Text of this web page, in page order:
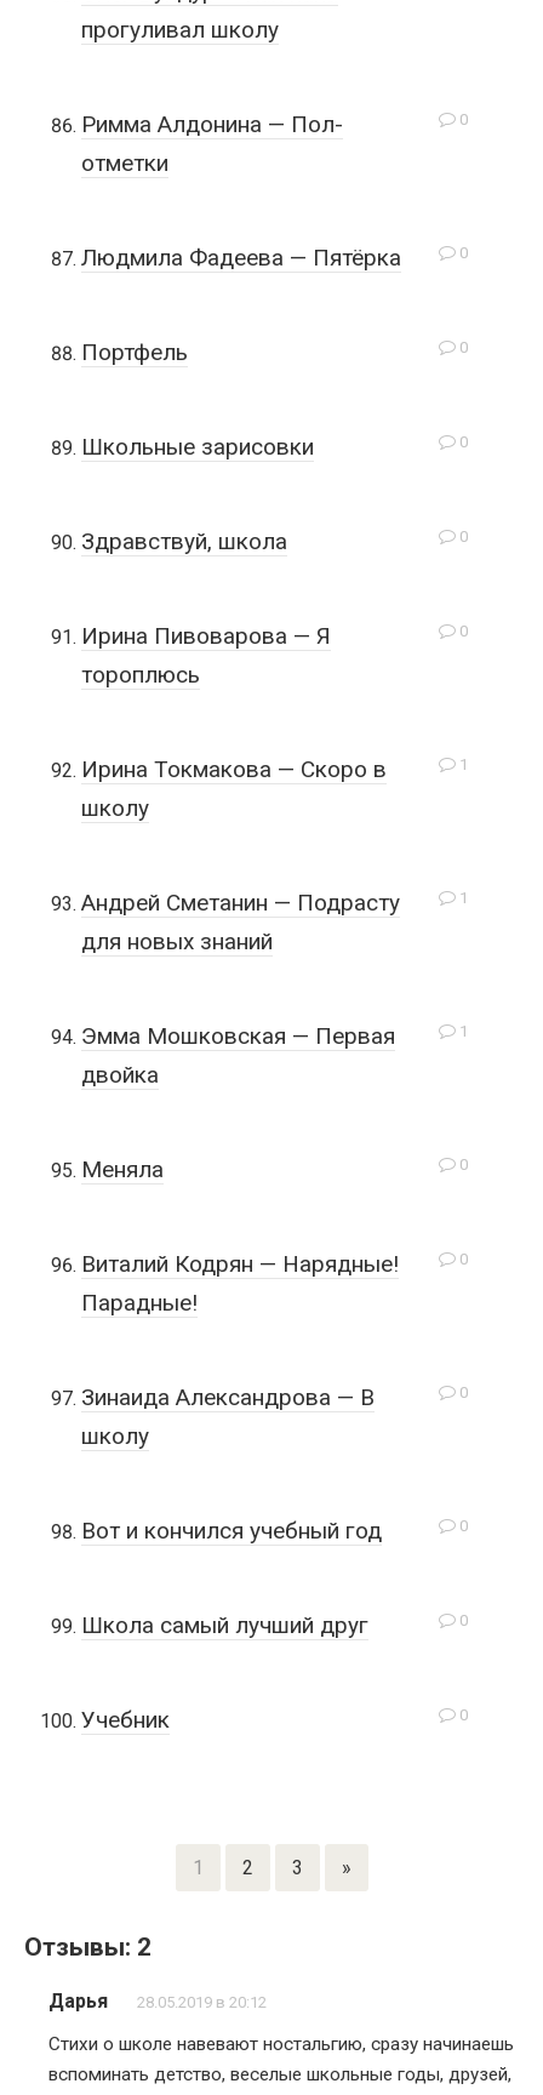
прогуливал школу
0
Римма Алдонина — Пол-
отметки
0
Людмила Фадеева — Пятёрка
0
Портфель
0
Школьные зарисовки
0
Здравствуй, школа
0
Ирина Пивоварова — Я
тороплюсь
1
Ирина Токмакова — Скоро в
школу
1
Андрей Сметанин — Подрасту
для новых знаний
1
Эмма Мошковская — Первая
двойка
0
Меняла
0
Виталий Кодрян — Нарядные!
Парадные!
0
Зинаида Александрова — В
школу
0
Вот и кончился учебный год
0
Школа самый лучший друг
0
Учебник
1 2 3 »
Отзывы: 2
Дарья 28.05.2019 в 20:12
Стихи о школе навевают ностальгию, сразу начинаешь
вспоминать детство, веселые школьные годы, друзей,